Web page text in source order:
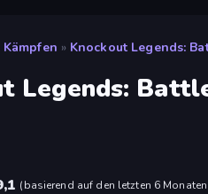
Kämpfen » Knockout Legends:
Legends:
(basierend auf den letzten 6 Monaten